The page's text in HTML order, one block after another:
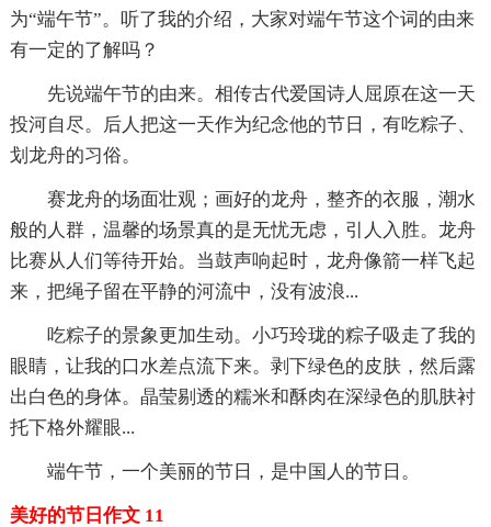
为“端午节”。听了我的介绍，大家对端午节这个词的由来
有一定的了解吗？
先说端午节的由来。相传古代爱国诗人屈原在这一天
投河自尽。后人把这一天作为纪念他的节日，有吃粽子、
划龙舟的习俗。
赛龙舟的场面壮观；画好的龙舟，整齐的衣服，潮水
般的人群，温馨的场景真的是无忧无虑，引人入胜。龙舟
比赛从人们等待开始。当鼓声响起时，龙舟像箭一样飞起
来，把绳子留在平静的河流中，没有波浪...
吃粽子的景象更加生动。小巧玲珑的粽子吸走了我的
眼睛，让我的口水差点流下来。剥下绿色的皮肤，然后露
出白色的身体。晶莹剔透的糯米和酥肉在深绿色的肌肤衬
托下格外耀眼...
端午节，一个美丽的节日，是中国人的节日。
美好的节日作文 11